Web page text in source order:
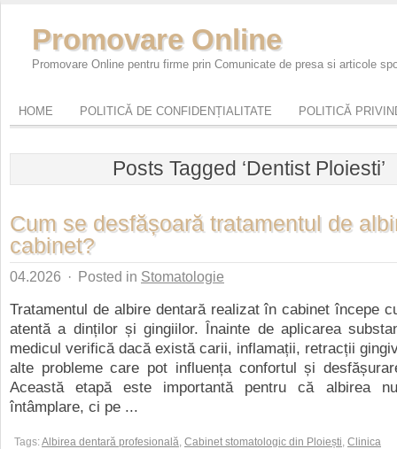
Promovare Online
Promovare Online pentru firme prin Comunicate de presa si articole
HOME POLITICĂ DE CONFIDENȚIALITATE POLITICĂ
Posts Tagged ‘Dentist Ploiesti’
Cum se desfășoară tratamentul de
cabinet?
04.2026 · Posted in Stomatologie
Tratamentul de albire dentară realizat în cabinet începe
atentă a dinților și gingiilor. Înainte de aplicarea
medicul verifică dacă există carii, inflamații, retracții
alte probleme care pot influența confortul și
Această etapă este importantă pentru că albirea
întâmplare, ci pe ...
Tags:Albirea dentară profesională, Cabinet stomatologic din Ploiești, Clinica